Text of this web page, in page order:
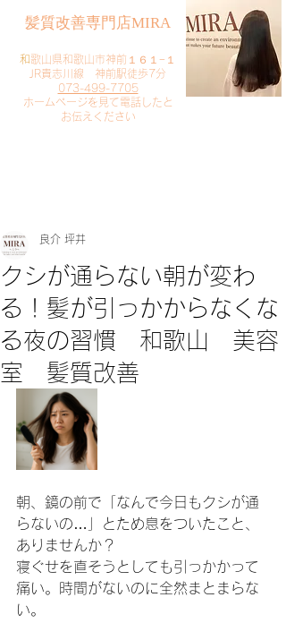
​髪質改善専門店MIRA
​和歌山県和歌山市神前１６１−１
JR貴志川線 神前駅徒歩7分
073-499-7705
​ホームページを見て電話したと
お伝えください
クシが通らない朝が変わ
る！髪が引っかからなくな
る夜の習慣 和歌山 美容
室 髪質改善
良介 坪井
朝、鏡の前で「なんで今日もクシが通
らないの…」とため息をついたこと、
ありませんか？
寝ぐせを直そうとしても引っかかって
痛い。時間がないのに全然まとまらな
い。